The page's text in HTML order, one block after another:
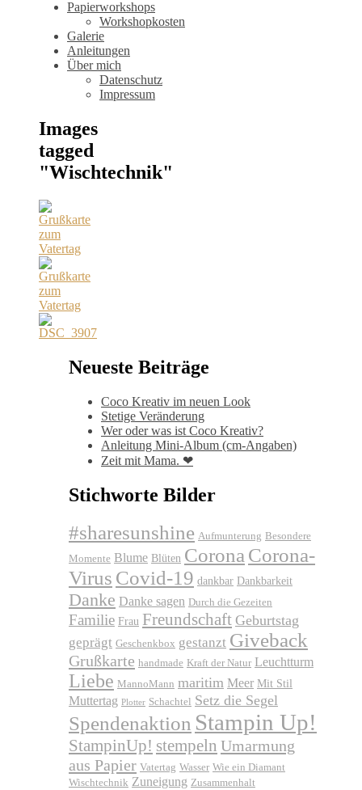
Papierworkshops
Workshopkosten
Galerie
Anleitungen
Über mich
Datenschutz
Impressum
Images
tagged
"Wischtechnik"
Neueste Beiträge
Coco Kreativ im neuen Look
Stetige Veränderung
Wer oder was ist Coco Kreativ?
Anleitung Mini-Album (cm-Angaben)
Zeit mit Mama. ❤
Stichworte Bilder
#sharesunshine Aufmunterung Besondere
Momente Blume Blüten CoronaCorona-
Virus Covid-19 dankbar Dankbarkeit
Danke Danke sagen Durch die Gezeiten
Familie Frau Freundschaft Geburtstag
geprägt Geschenkbox gestanzt Giveback
Grußkarte handmade Kraft der Natur Leuchtturm
Liebe MannoMann maritim Meer Mit Stil
Muttertag Plotter Schachtel Setz die Segel
Spendenaktion Stampin Up!
StampinUp! stempeln Umarmung
aus Papier Vatertag Wasser Wie ein Diamant
Wischtechnik Zuneigung Zusammenhalt